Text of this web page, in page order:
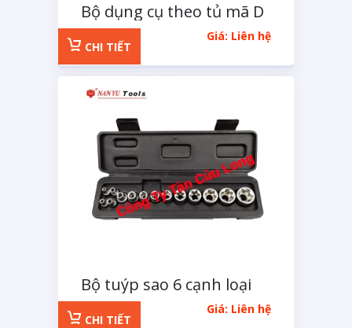
Bộ dụng cụ theo tủ mã D
32 chi tiết
Giá: Liên hệ
CHI TIẾT
Bộ tuýp sao 6 cạnh loại
tuýp E 14 chi tiết
Giá: Liên hệ
CHI TIẾT